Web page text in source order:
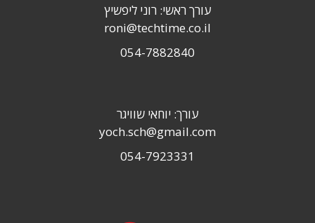
עורך ראשי: רוני ליפשיץ
roni@techtime.co.il
054-7882840
עורך: יוחאי שוויגר
yoch.sch@gmail.com
054-7923331